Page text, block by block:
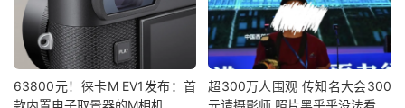
63800元！徕卡M EV1发布：首
款内置电子取景器的M相机
超300万人围观 传知名大会300
元请摄影师 照片黑乎乎没法看